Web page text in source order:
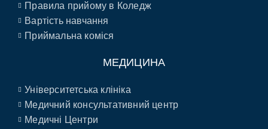
Правила прийому в Коледж
Вартість навчання
Приймальна коміся
МЕДИЦИНА
Університетська клініка
Медичний консультативний центр
Медичні Центри